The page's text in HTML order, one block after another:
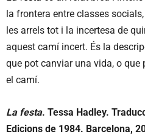
la frontera entre classes
les arrels tot i la incertesa de
aquest camí incert. És la
que pot canviar una vida, o que
el camí.
La festa. Tessa Hadley.
Edicions de 1984. Barcelona,